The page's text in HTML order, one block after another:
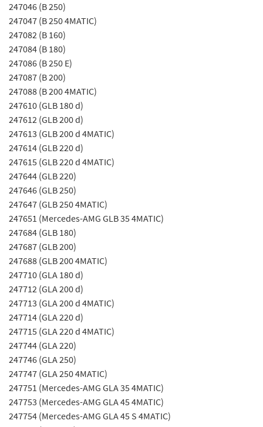
247046 (B 250)
247047 (B 250 4MATIC)
247082 (B 160)
247084 (B 180)
247086 (B 250 E)
247087 (B 200)
247088 (B 200 4MATIC)
247610 (GLB 180 d)
247612 (GLB 200 d)
247613 (GLB 200 d 4MATIC)
247614 (GLB 220 d)
247615 (GLB 220 d 4MATIC)
247644 (GLB 220)
247646 (GLB 250)
247647 (GLB 250 4MATIC)
247651 (Mercedes-AMG GLB 35 4MATIC)
247684 (GLB 180)
247687 (GLB 200)
247688 (GLB 200 4MATIC)
247710 (GLA 180 d)
247712 (GLA 200 d)
247713 (GLA 200 d 4MATIC)
247714 (GLA 220 d)
247715 (GLA 220 d 4MATIC)
247744 (GLA 220)
247746 (GLA 250)
247747 (GLA 250 4MATIC)
247751 (Mercedes-AMG GLA 35 4MATIC)
247753 (Mercedes-AMG GLA 45 4MATIC)
247754 (Mercedes-AMG GLA 45 S 4MATIC)